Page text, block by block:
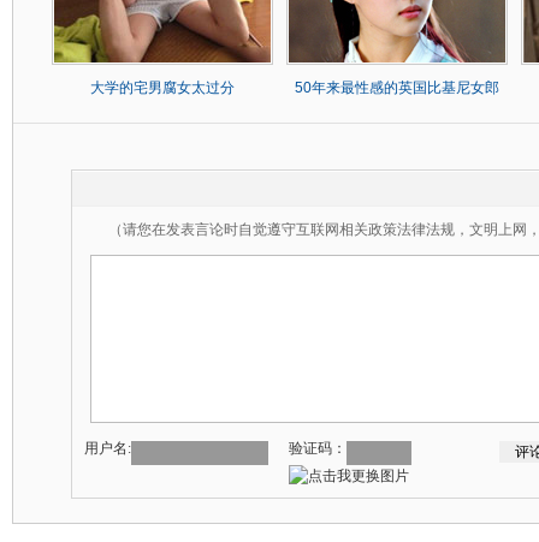
大学的宅男腐女太过分 50年来最性感的英国比基尼女郎
（请您在发表言论时自觉遵守互联网相关政策法律法规，文明上网
用户名: 验证码：